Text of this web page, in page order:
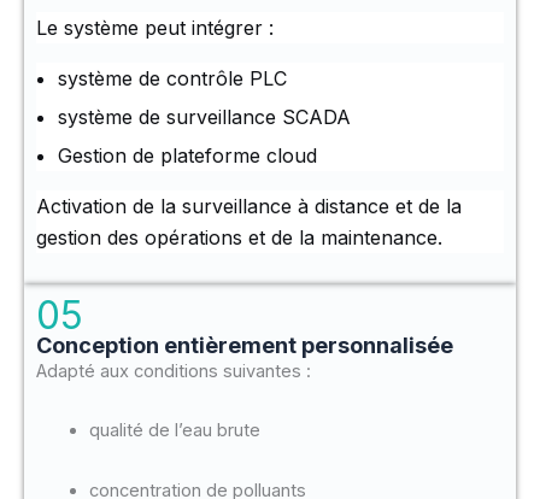
Le système peut intégrer :
système de contrôle PLC
système de surveillance SCADA
Gestion de plateforme cloud
Activation de la surveillance à distance et de la
gestion des opérations et de la maintenance.
05
Conception entièrement personnalisée
Adapté aux conditions suivantes :
qualité de l’eau brute
concentration de polluants